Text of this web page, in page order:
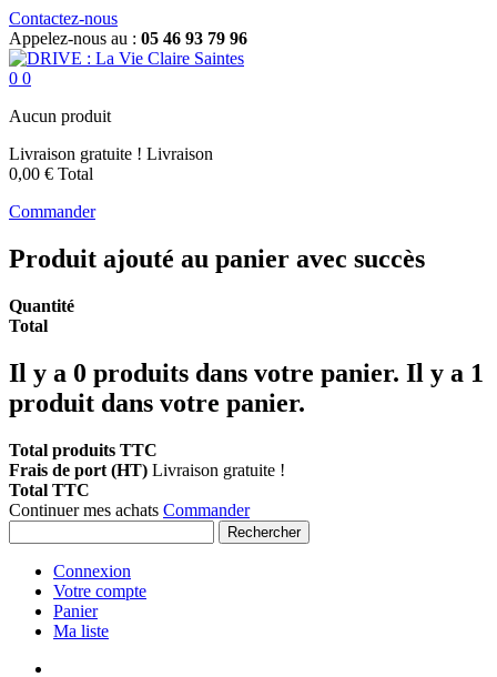
Contactez-nous
Appelez-nous au : 05 46 93 79 96
0 0
Aucun produit
Livraison gratuite ! Livraison
0,00 € Total
Commander
Produit ajouté au panier avec succès
Quantité
Total
Il y a 0 produits dans votre panier. Il y a 1
produit dans votre panier.
Total produits TTC
Frais de port (HT) Livraison gratuite !
Total TTC
Continuer mes achats Commander
Rechercher
Connexion
Votre compte
Panier
Ma liste